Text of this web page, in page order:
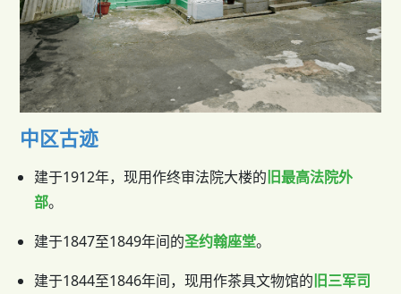
中区古迹
建于1912年，现用作终审法院大楼的 旧最高法院外
部。
建于1847至1849年间的圣约翰座堂。
建于1844至1846年间，现用作茶具文物馆的 旧三军司